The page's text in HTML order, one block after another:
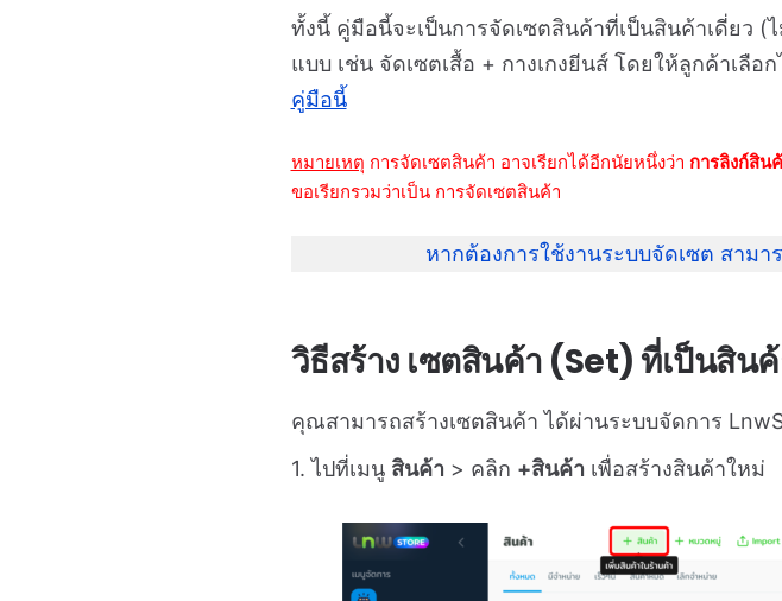
ทั้งนี้ คู่มือนี้จะเป็นการจัดเซตสินค้าที่เป็นสินค้าเดี่ยว
แบบ เช่น จัดเซตเสื้อ + กางเกงยีนส์ โดยให้ลูกค้าเลื
คู่มือนี้
หมายเหตุ การจัดเซตสินค้า อาจเรียกได้อีกนัยหนึ่งว่า การลิงก์สิน
ขอเรียกรวมว่าเป็น การจัดเซตสินค้า
หากต้องการใช้งานระบบจัดเซต สาม
วิธีสร้าง เซตสินค้า (Set) ที่เป็นสิน
คุณสามารถสร้างเซตสินค้า ได้ผ่านระบบจัดการ
1. ไปที่เมนู สินค้า> คลิก +สินค้าเพื่อสร้างสินค้าใหม่